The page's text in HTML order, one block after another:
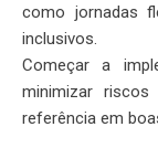
como jornadas
inclusivos.
Começar a
minimizar
referência em